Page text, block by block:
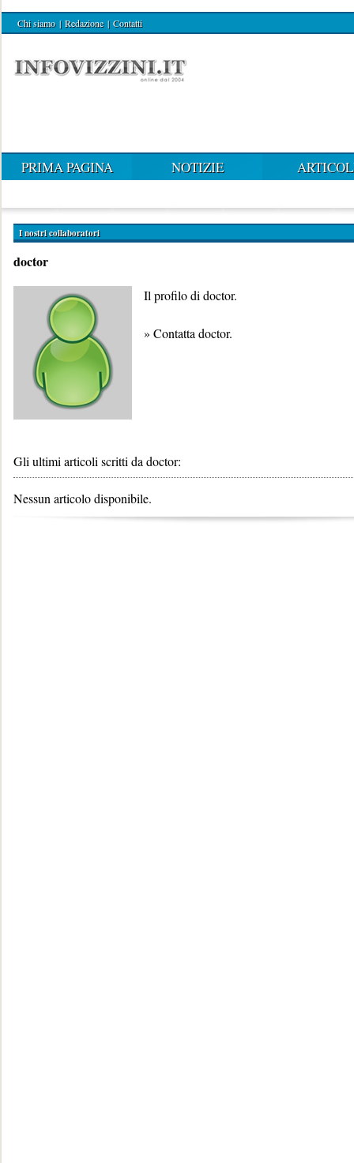
Chi siamo | Redazione | Contatti
PRIMA PAGINA NOTIZIE
I nostri collaboratori
doctor
Il profilo di doctor.
» Contatta doctor.
Gli ultimi articoli scritti da doctor:
Nessun articolo disponibile.